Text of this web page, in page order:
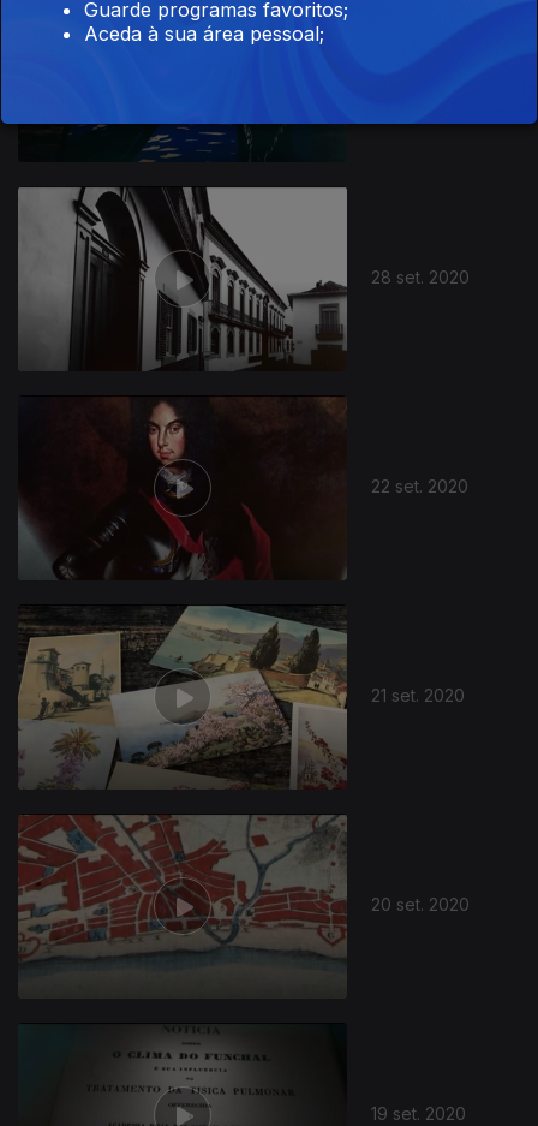
28 set. 2020
22 set. 2020
21 set. 2020
20 set. 2020
19 set. 2020
Guarde programas favoritos;
Aceda à sua área pessoal;